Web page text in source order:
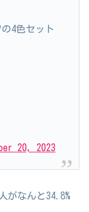
4色セット
20, 2023
がなんと34.8%